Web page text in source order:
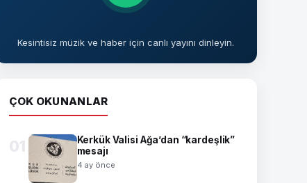
Kesintisiz müzik ve haber için canlı yayını dinleyin.
ÇOK OKUNANLAR
01
Kerkük Valisi Ağa’dan “kardeşlik”
mesajı
4 ay önce